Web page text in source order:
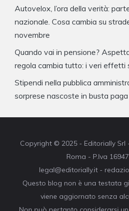
Autovelox, l’ora della verità:
nazionale. Cosa cambia su
novembre
Quando vai in pensione?
regola cambia tutto: i veri effetti
Stipendi nella pubblica
sorprese nascoste in busta paga
Copyright © 2025 - Editorially Srl
Roma - P.Iva
legal@editorially.it -
Questo blog non è una testata
viene aggiornato senza